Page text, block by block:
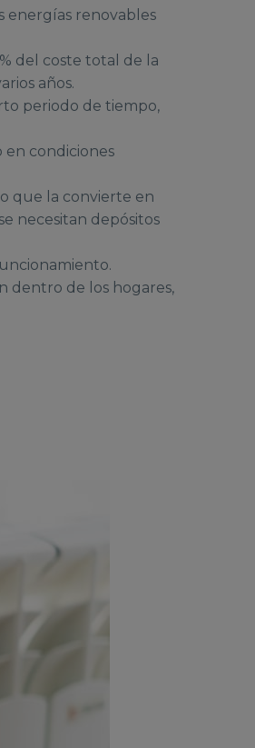
energías renovables
del coste total de la
años.
periodo de tiempo,
condiciones
que la convierte en
necesitan depósitos
dentro de los hogares,